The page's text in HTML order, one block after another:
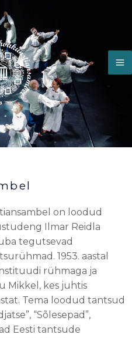
on loodud
Ilmar Reidla
tegutsevad
1953. aastal
rühmaga ja
Mikkel, kes juhtis
Tema loodud tantsud
“Sõlesepad”,
Eesti tantsude